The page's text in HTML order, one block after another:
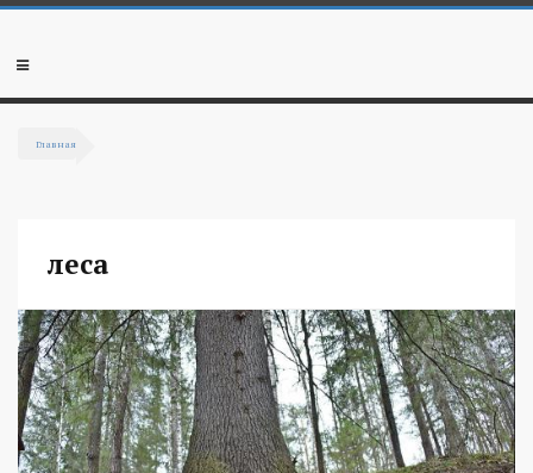
Перейти к основному содержанию
Мобильное
Главная
леса